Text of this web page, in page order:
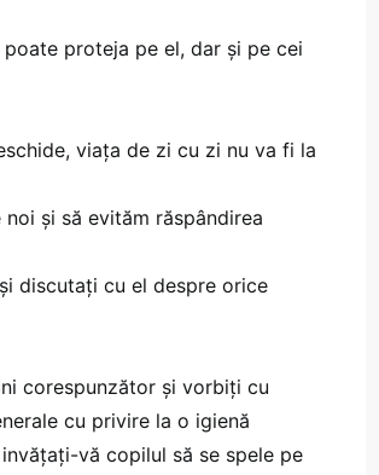
proteja pe el, dar şi pe cei
viaţa de zi cu zi nu va fi la
şi să evităm răspândirea
discutaţi cu el despre orice
corespunzător şi vorbiţi cu
cu privire la o igienă
vă copilul să se spele pe